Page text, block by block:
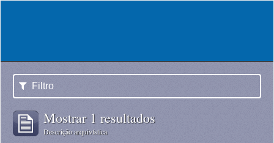
Filtro
Mostrar 1 resultados
Descrição arquivística